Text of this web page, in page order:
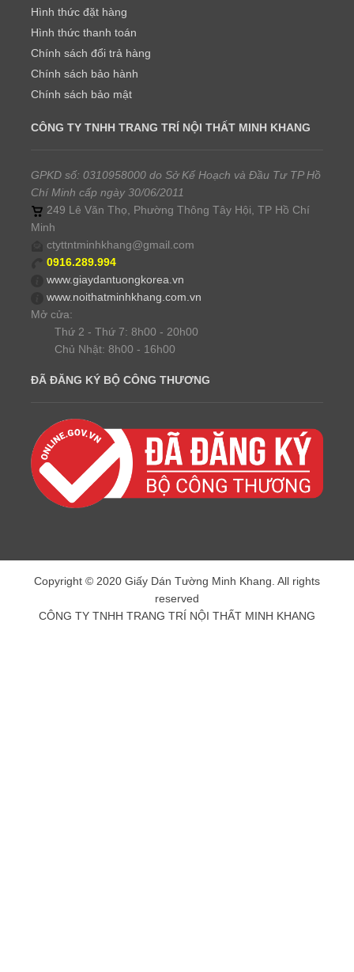
Hình thức đặt hàng
Hình thức thanh toán
Chính sách đổi trả hàng
Chính sách bảo hành
Chính sách bảo mật
CÔNG TY TNHH TRANG TRÍ NỘI THẤT MINH KHANG
GPKD số: 0310958000 do Sở Kế Hoạch và Đầu Tư TP Hồ
Chí Minh cấp ngày 30/06/2011
249 Lê Văn Thọ, Phường Thông Tây Hội, TP Hồ Chí
Minh
ctyttntminhkhang@gmail.com
0916.289.994
www.giaydantuongkorea.vn
www.noithatminhkhang.com.vn
Mở cửa:
Thứ 2 - Thứ 7: 8h00 - 20h00
Chủ Nhật: 8h00 - 16h00
ĐÃ ĐĂNG KÝ BỘ CÔNG THƯƠNG
Copyright © 2020 Giấy Dán Tường Minh Khang. All rights
reserved
CÔNG TY TNHH TRANG TRÍ NỘI THẤT MINH KHANG